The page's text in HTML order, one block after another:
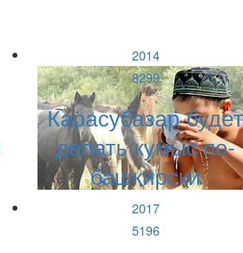
2014
8299
Карасубазар будет
делать кумыс по-
башкирски
2017
5196